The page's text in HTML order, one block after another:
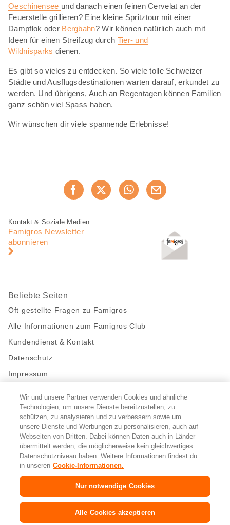
Oeschinensee und danach einen feinen Cervelat an der
Feuerstelle grillieren? Eine kleine Spritztour mit einer
Dampflok oder Bergbahn? Wir können natürlich auch mit
Ideen für einen Streifzug durch Tier- und
Wildnisparks dienen.
Es gibt so vieles zu entdecken. So viele tolle Schweizer
Städte und Ausflugsdestinationen warten darauf, erkundet zu
werden. Und übrigens, Auch an Regentagen können Familien
ganz schön viel Spass haben.
Wir wünschen dir viele spannende Erlebnisse!
Jetzt weiterempfehlen
Fusszeile
Fusszeile
Navigation
Kontakt & Soziale Medien
Famigros Newsletter
abonnieren
Beliebte Seiten
Oft gestellte Fragen zu Famigros
Alle Informationen zum Famigros Club
Kundendienst & Kontakt
Datenschutz
Impressum
Bleibe mit uns in Kontakt
Facebook
https://twitter.com/migros
https://www.youtube.com/user/
PinterestInstagram
Cookie-Einstellungen
© 2026 Migros-Genossenschafts-Bund
FR IT
Wir und unsere Partner verwenden Cookies und ähnliche
Technologien, um unsere Dienste bereitzustellen, zu
schützen, zu analysieren und zu verbessern sowie um
unsere Dienste und Werbungen zu personalisieren, auch auf
Webseiten von Dritten. Dabei können Daten auch in Länder
übermittelt werden, die möglicherweise kein gleichwertiges
Datenschutzniveau haben. Weitere Informationen findest du
in unseren Cookie-Informationen.
Nur notwendige Cookies
Alle Cookies akzeptieren